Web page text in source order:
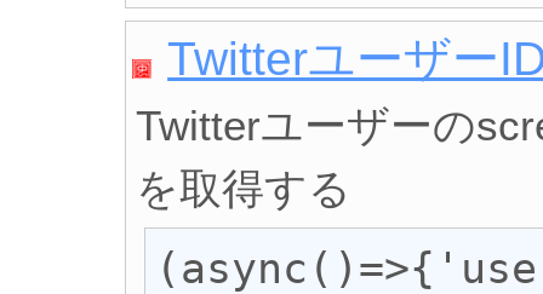
Twitterユーザー
Twitterユーザーの
を取得する